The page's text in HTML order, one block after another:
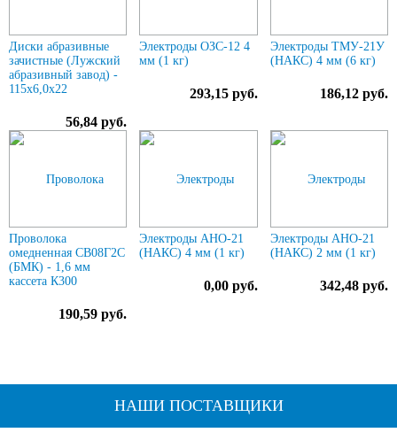
Диски абразивные
зачистные (Лужский
абразивный завод) -
115х6,0х22
56,84 руб.
Электроды ОЗС-12 4
мм (1 кг)
293,15 руб.
Электроды ТМУ-21У
(НАКС) 4 мм (6 кг)
186,12 руб.
Проволока
омедненная СВ08Г2С
(БМК) - 1,6 мм
кассета К300
190,59 руб.
Электроды АНО-21
(НАКС) 4 мм (1 кг)
0,00 руб.
Электроды АНО-21
(НАКС) 2 мм (1 кг)
342,48 руб.
НАШИ ПОСТАВЩИКИ